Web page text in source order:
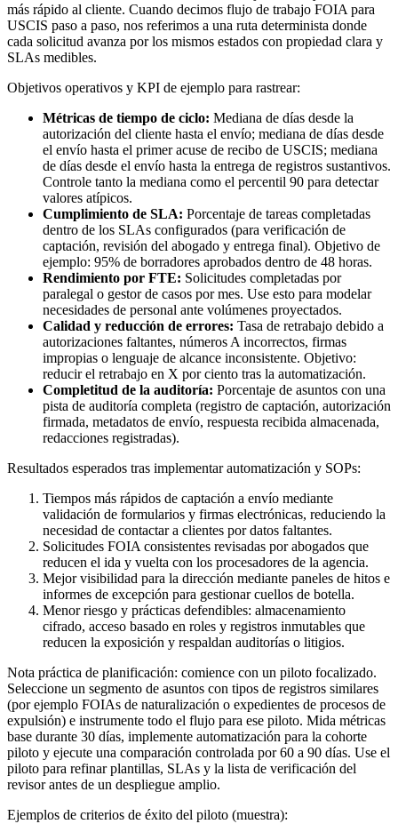
más rápido al cliente. Cuando decimos flujo de trabajo FOIA para
USCIS paso a paso, nos referimos a una ruta determinista donde
cada solicitud avanza por los mismos estados con propiedad clara y
SLAs medibles.
Objetivos operativos y KPI de ejemplo para rastrear:
Métricas de tiempo de ciclo: Mediana de días desde la
autorización del cliente hasta el envío; mediana de días desde
el envío hasta el primer acuse de recibo de USCIS; mediana
de días desde el envío hasta la entrega de registros sustantivos.
Controle tanto la mediana como el percentil 90 para detectar
valores atípicos.
Cumplimiento de SLA: Porcentaje de tareas completadas
dentro de los SLAs configurados (para verificación de
captación, revisión del abogado y entrega final). Objetivo de
ejemplo: 95% de borradores aprobados dentro de 48 horas.
Rendimiento por FTE: Solicitudes completadas por
paralegal o gestor de casos por mes. Use esto para modelar
necesidades de personal ante volúmenes proyectados.
Calidad y reducción de errores: Tasa de retrabajo debido a
autorizaciones faltantes, números A incorrectos, firmas
impropias o lenguaje de alcance inconsistente. Objetivo:
reducir el retrabajo en X por ciento tras la automatización.
Completitud de la auditoría: Porcentaje de asuntos con una
pista de auditoría completa (registro de captación, autorización
firmada, metadatos de envío, respuesta recibida almacenada,
redacciones registradas).
Resultados esperados tras implementar automatización y SOPs:
Tiempos más rápidos de captación a envío mediante
validación de formularios y firmas electrónicas, reduciendo la
necesidad de contactar a clientes por datos faltantes.
Solicitudes FOIA consistentes revisadas por abogados que
reducen el ida y vuelta con los procesadores de la agencia.
Mejor visibilidad para la dirección mediante paneles de hitos e
informes de excepción para gestionar cuellos de botella.
Menor riesgo y prácticas defendibles: almacenamiento
cifrado, acceso basado en roles y registros inmutables que
reducen la exposición y respaldan auditorías o litigios.
Nota práctica de planificación: comience con un piloto focalizado.
Seleccione un segmento de asuntos con tipos de registros similares
(por ejemplo FOIAs de naturalización o expedientes de procesos de
expulsión) e instrumente todo el flujo para ese piloto. Mida métricas
base durante 30 días, implemente automatización para la cohorte
piloto y ejecute una comparación controlada por 60 a 90 días. Use el
piloto para refinar plantillas, SLAs y la lista de verificación del
revisor antes de un despliegue amplio.
Ejemplos de criterios de éxito del piloto (muestra):